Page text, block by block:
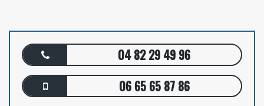
04 82 29 49 96
06 65 65 87 86